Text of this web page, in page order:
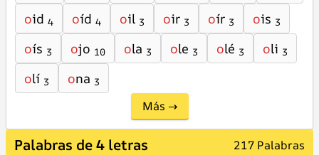
oid 4 oíd 4 oil 3 oir 3 oír 3 ois 3
oís 3 ojo 10 ola 3 ole 3 olé 3 oli 3
olí 3 ona 3
Más →
Palabras de 4 letras 217 Palabras